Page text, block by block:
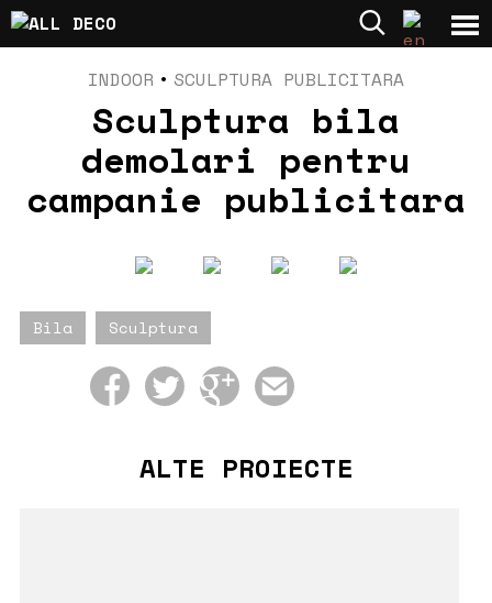
INDOOR • SCULPTURA PUBLICITARA
Sculptura bila
demolari pentru
campanie publicitara
Bila Sculptura
ALTE PROIECTE